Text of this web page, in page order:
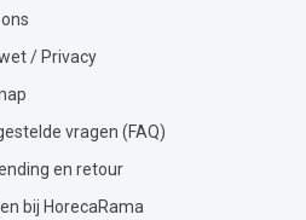
/ Privacy
vragen (FAQ)
en retour
bij HorecaRama